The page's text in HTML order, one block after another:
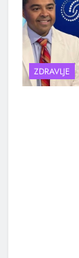
ZDRAVLJE